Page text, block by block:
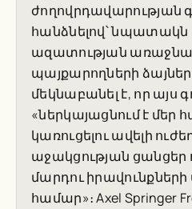
ժողովրդավարության
հանձնելով՝ նպատակն
ազատության
պայքարողների
մեկնաբանել է, որ այս
«ներկայացնում է մեր
կառուցելու ավելի
աջակցության
մարդու
համար»։ Axel Springer